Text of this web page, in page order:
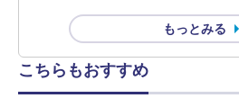
もっとみる
こちらもおすすめ